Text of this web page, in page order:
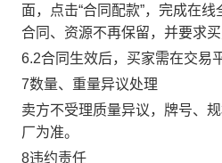
面，点击“合同配款”，完成在
合同、资源不再保留，并要求
6.2合同生效后，买家需在交易
7数量、重量异议处理
卖方不受理质量异议，牌号、
厂为准。
8违约责任